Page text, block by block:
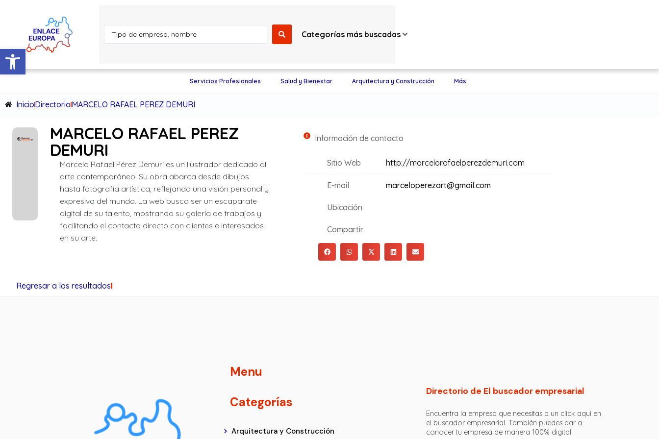
Abrir barra de herramientas
Categorías más buscadas
Servicios Profesionales Salud y Bienestar Arquitectura y Construcción Más…
InicioDirectorioMARCELO RAFAEL PEREZ DEMURI
MARCELO RAFAEL PEREZ
DEMURI
Marcelo Rafael Pérez Demuri es un ilustrador dedicado al
arte contemporáneo. Su obra abarca desde dibujos
hasta fotografía artística, reflejando una visión personal y
expresiva del mundo. La web busca ser un escaparate
digital de su talento, mostrando su galería de trabajos y
facilitando el contacto directo con clientes e interesados
en su arte.
Información de contacto
Sitio Web http://marcelorafaelperezdemuri.com
E-mail marceloperezart@gmail.com
Ubicación
Compartir
Regresar a los resultados
Menu
Categorías
Arquitectura y Construcción
Directorio de El buscador empresarial
Encuentra la empresa que necesitas a un click aquí en
el buscador empresarial. También puedes dar a
conocer tu empresa de manera 100% digital